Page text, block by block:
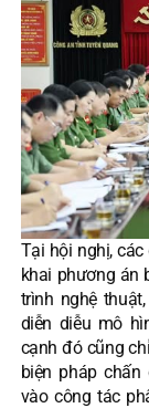
Tại hội nghị,
khai phương án
trình nghệ
diễn diễu mô
cạnh đó cũng
biện pháp chấn
vào công tác